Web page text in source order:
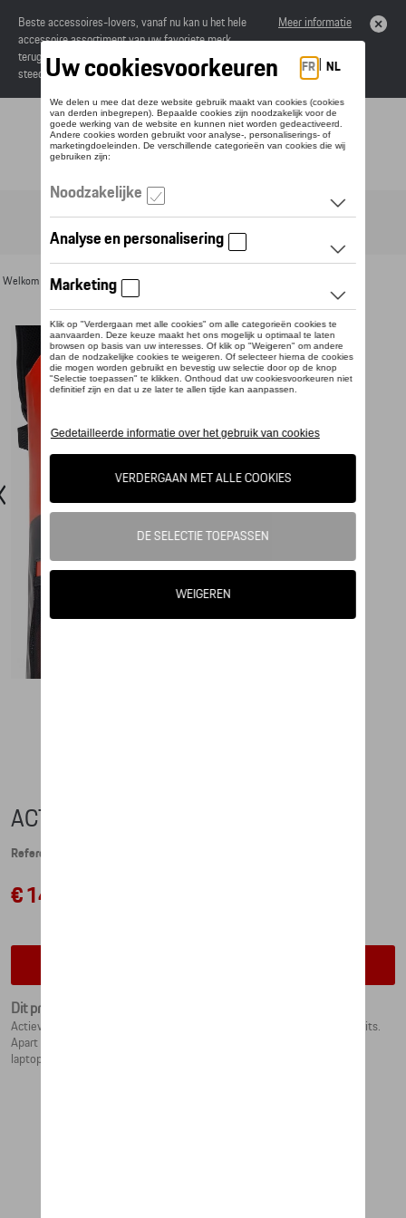
Beste accessoires-lovers, vanaf nu kan u het hele
accessoire assortiment van uw favoriete merk
terugvinden in de online catalogus. Deze kunnen
steeds besteld worden via uw dealer.
Meer informatie
Toggle navigation
Welkom >Voor u >Bagage > Detail
ACTIVE BACKPACK
Referentie: WAP0350040MACB
€ 141,34
Dit product is momenteel niet op stock
Actieve waterdichte rugzak met groot hoofdvak, een roldeksel en een rits.
Apart klein voorvak met rits [niet waterdicht]. Zijvakken, interieur met
laptopvak en extra vak. Volume: 24 l.